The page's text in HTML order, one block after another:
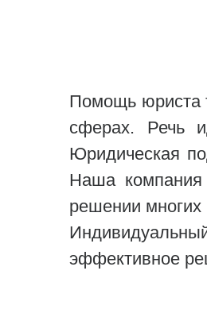
Помощь юриста
сферах. Речь
Юридическая
Наша
решении многих
эффективное